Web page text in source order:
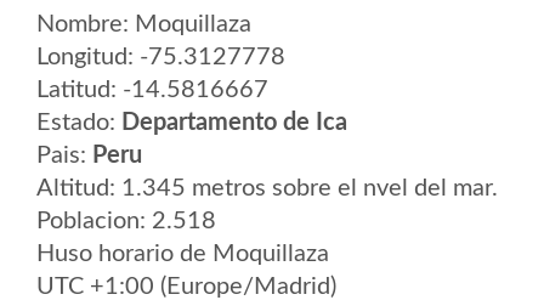
Nombre: Moquillaza
Longitud: -75.3127778
Latitud: -14.5816667
Estado: Departamento de Ica
Pais: Peru
Altitud: 1.345 metros sobre el nvel del mar.
Poblacion: 2.518
Huso horario de Moquillaza
UTC +1:00 (Europe/Madrid)